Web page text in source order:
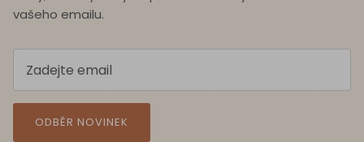
vašeho emailu.
ODBĚR NOVINEK